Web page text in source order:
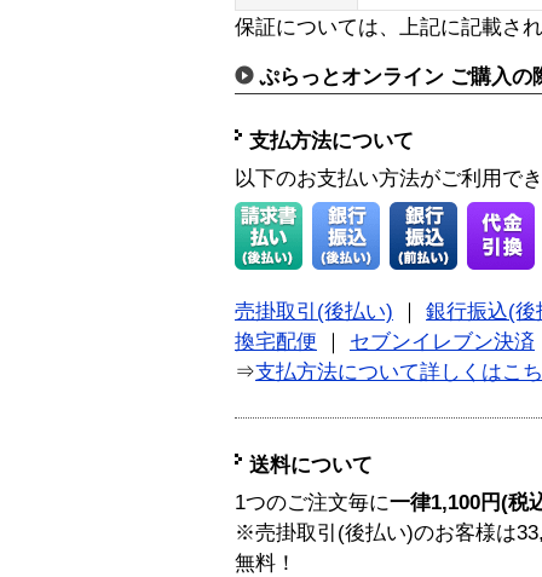
保証については、上記に記載さ
ぷらっとオンライン ご購入の
支払方法について
以下のお支払い方法がご利用で
売掛取引(後払い)
銀行振込(後
換宅配便
セブンイレブン決済
⇒支払方法について詳しくはこ
送料について
1つのご注文毎に一律1,100円(税
※売掛取引(後払い)のお客様は
無料！